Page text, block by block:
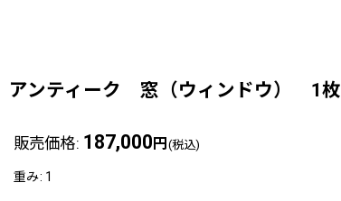
アンティーク 窓（ウィンドウ） 1枚
販売価格: 187,000 円 (税込)
重み: 1